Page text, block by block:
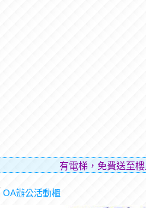
有電梯，免費送至樓上，無
OA辦公活動櫃